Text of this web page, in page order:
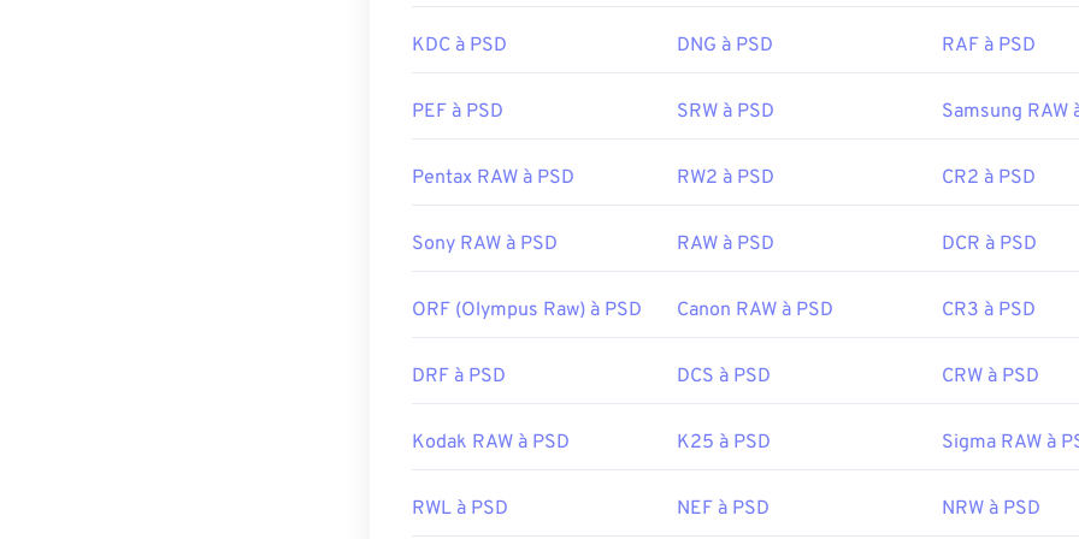
Sortie initiale :
1er octobre 1996
Liens utiles:
Article Wiki sur les PNG
Utilisez notre
compresser les données. Le plus souvent, la conversion se faitau format JPEG
Liens utiles:
KDC à PSD DNG à PSD RAF à PSD
PEF à PSD SRW à PSD Samsung RAW
Pentax RAW à PSD RW2 à PSD CR2 à PSD
Sony RAW à PSD RAW à PSD DCR à PSD
ORF (Olympus Raw) à PSD Canon RAW à PSD CR3 à PSD
DRF à PSD DCS à PSD CRW à PSD
Kodak RAW à PSD K25 à PSD Sigma RAW à
RWL à PSD NEF à PSD NRW à PSD